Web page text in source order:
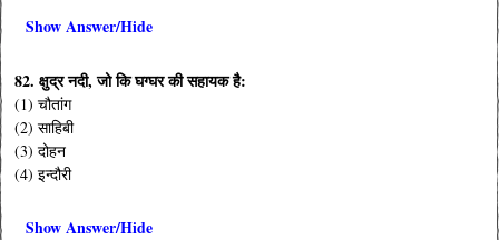
Show Answer/Hide
82. क्षुद्र नदी, जो कि घग्घर की सहायक है:
(1) चौतांग
(2) साहिबी
(3) दोहन
(4) इन्दौरी
Show Answer/Hide